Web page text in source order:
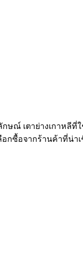
ษณ์ เตาย่างเกาหลี
กซื้อจากร้านค้าที่น่า